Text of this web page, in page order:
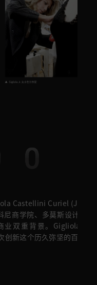
Castellini Curiel (Jr.) 女
尼商学院、多莫斯设计学院
业双重背景。Gigliola Jr.
创新这个历久弥坚的百年品